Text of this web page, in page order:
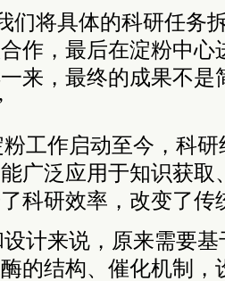
们将具体的科研任务
作，最后在淀粉中心
来，最终的成果不是
工作启动至今，科
广泛应用于知识获取
科研效率，改变了传
设计来说，原来需要
的结构、催化机制，